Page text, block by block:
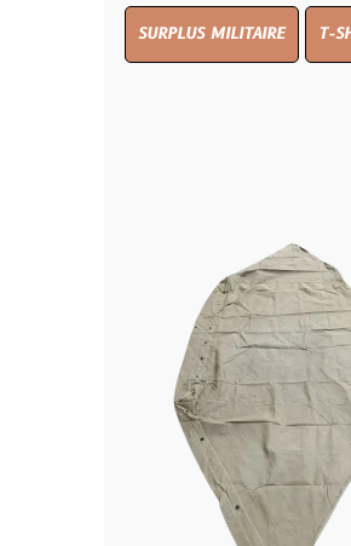
SURPLUS MILITAIRE T-SHIRT/PULL